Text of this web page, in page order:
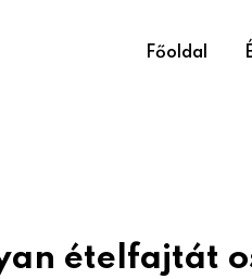
Főoldal
ételfajtát